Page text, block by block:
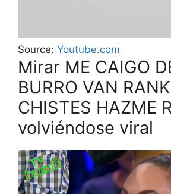
Source: Youtube.com
Mirar ME CAIGO
BURRO VAN
CHISTES HAZME
volviéndose viral